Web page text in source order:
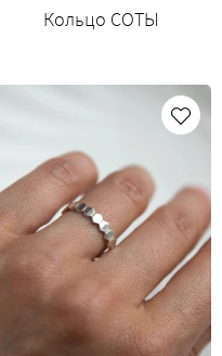
Кольцо СОТЫ